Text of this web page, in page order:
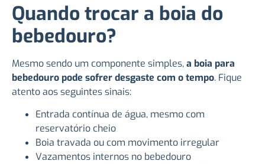
Quando trocar a boia do
bebedouro?
Mesmo sendo um componente simples,a boia para
bebedouro pode sofrer desgaste com o tempo. Fique
atento aos seguintes sinais:
Entrada contínua de água, mesmo com
reservatório cheio
Boia travada ou com movimento irregular
Vazamentos internos no bebedouro